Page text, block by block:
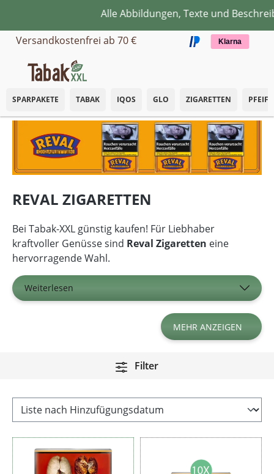
Zum Hauptinhalt springenAlle Abbildungen, Texte und
Versandkostenfrei ab 70 €
Klarna
SPARPAKETE TABAK IQOS GLO ZIGARETTEN
REVAL ZIGARETTEN
Bei Tabak-XXL günstig kaufen! Für Liebhaber
kraftvoller Genüsse sind Reval Zigaretten eine
hervorragende Wahl.
Weiterlesen
MEHR ANZEIGEN
Filter